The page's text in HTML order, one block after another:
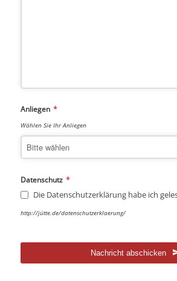
Anliegen *
Wählen Sie Ihr Anliegen
Datenschutz *
Die Datenschutzerklärung habe ich
http://jütte.de/datenschutzerklaerung/
Nachricht abschicken